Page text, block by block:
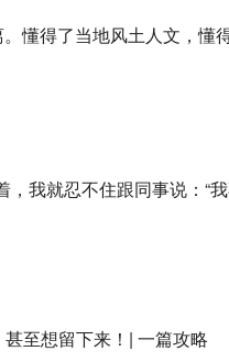
懂得了当地风土人文，懂
我就忍不住跟同事说：“